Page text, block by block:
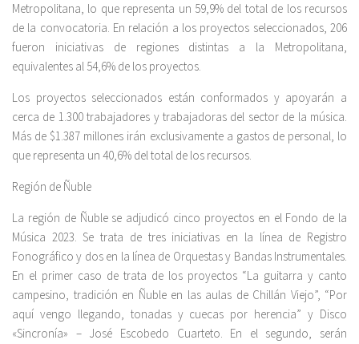
Metropolitana, lo que representa un 59,9% del total de los recursos
de la convocatoria. En relación a los proyectos seleccionados, 206
fueron iniciativas de regiones distintas a la Metropolitana,
equivalentes al 54,6% de los proyectos.
Los proyectos seleccionados están conformados y apoyarán a
cerca de 1.300 trabajadores y trabajadoras del sector de la música.
Más de $1.387 millones irán exclusivamente a gastos de personal, lo
que representa un 40,6% del total de los recursos.
Región de Ñuble
La región de Ñuble se adjudicó cinco proyectos en el Fondo de la
Música 2023. Se trata de tres iniciativas en la línea de Registro
Fonográfico y dos en la línea de Orquestas y Bandas Instrumentales.
En el primer caso de trata de los proyectos “La guitarra y canto
campesino, tradición en Ñuble en las aulas de Chillán Viejo”, “Por
aquí vengo llegando, tonadas y cuecas por herencia” y Disco
«Sincronía» – José Escobedo Cuarteto. En el segundo, serán